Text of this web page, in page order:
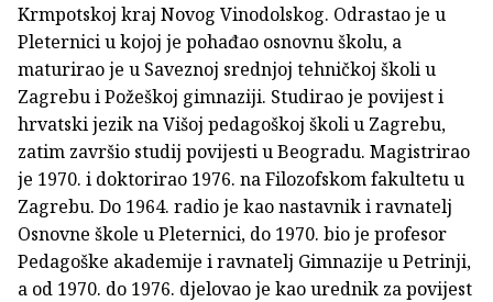
Krmpotskoj kraj Novog Vinodolskog. Odrastao je u
Pleternici u kojoj je pohađao osnovnu školu, a
maturirao je u Saveznoj srednjoj tehničkoj školi u
Zagrebu i Požeškoj gimnaziji. Studirao je povijest i
hrvatski jezik na Višoj pedagoškoj školi u Zagrebu,
zatim završio studij povijesti u Beogradu. Magistrirao
je 1970. i doktorirao 1976. na Filozofskom fakultetu u
Zagrebu. Do 1964. radio je kao nastavnik i ravnatelj
Osnovne škole u Pleternici, do 1970. bio je profesor
Pedagoške akademije i ravnatelj Gimnazije u Petrinji,
a od 1970. do 1976. djelovao je kao urednik za povijest